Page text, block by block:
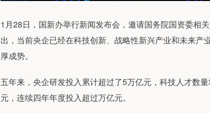
1月28日，国新办举行新闻发布会，邀请国务院国资委相
出，当前央企已经在科技创新、战略性新兴产业和未来
厚成势。
五年来，央企研发投入累计超过了5万亿元，科技人才数
元，连续四年年度投入超过万亿元。